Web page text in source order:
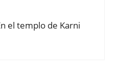
el templo de Karni